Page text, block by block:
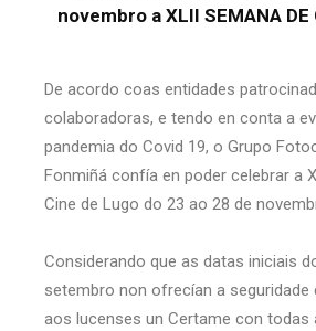
novembro a XLII SEMANA DE
De acordo coas entidades
colaboradoras, e tendo en conta a
pandemia do Covid 19, o Grupo
Fonmiñá confía en poder celebrar a
Cine de Lugo do 23 ao 28 de
Considerando que as datas iniciais
setembro non ofrecían a
aos lucenses un Certame con todas